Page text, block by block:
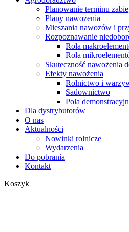
Planowanie terminu
Plany nawożenia
Mieszania nawozów i
Rozpoznawanie
Rola
Rola
Skuteczność nawożenia
Efekty nawożenia
Rolnictwo i
Sadownictwo
Pola
Dla dystrybutorów
O nas
Aktualności
Nowinki rolnicze
Wydarzenia
Do pobrania
Kontakt
KoszykZamknij